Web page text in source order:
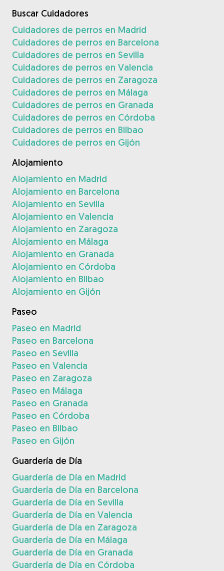
Buscar Cuidadores
Cuidadores de perros en Madrid
Cuidadores de perros en Barcelona
Cuidadores de perros en Sevilla
Cuidadores de perros en Valencia
Cuidadores de perros en Zaragoza
Cuidadores de perros en Málaga
Cuidadores de perros en Granada
Cuidadores de perros en Córdoba
Cuidadores de perros en Bilbao
Cuidadores de perros en Gijón
Alojamiento
Alojamiento en Madrid
Alojamiento en Barcelona
Alojamiento en Sevilla
Alojamiento en Valencia
Alojamiento en Zaragoza
Alojamiento en Málaga
Alojamiento en Granada
Alojamiento en Córdoba
Alojamiento en Bilbao
Alojamiento en Gijón
Paseo
Paseo en Madrid
Paseo en Barcelona
Paseo en Sevilla
Paseo en Valencia
Paseo en Zaragoza
Paseo en Málaga
Paseo en Granada
Paseo en Córdoba
Paseo en Bilbao
Paseo en Gijón
Guardería de Día
Guardería de Día en Madrid
Guardería de Día en Barcelona
Guardería de Día en Sevilla
Guardería de Día en Valencia
Guardería de Día en Zaragoza
Guardería de Día en Málaga
Guardería de Día en Granada
Guardería de Día en Córdoba